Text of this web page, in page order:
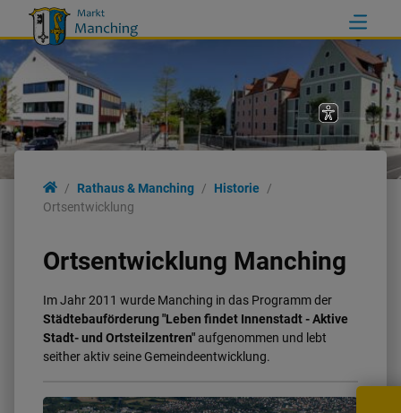
Rathaus & Manching
Ortsinformationen
Politik
Rathaus & Manching
Historie
Ortsentwicklung
Ortsentwicklung Manching
Im Jahr 2011 wurde Manching in das Programm der
Städtebauförderung "Leben findet Innenstadt - Aktive
Stadt- und Ortsteilzentren"aufgenommen und lebt
seither aktiv seine Gemeindeentwicklung.